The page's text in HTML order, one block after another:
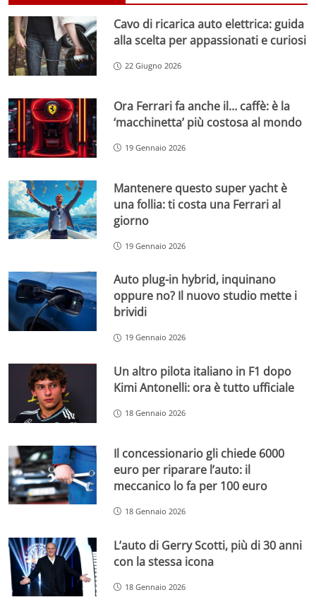
Cavo di ricarica auto elettrica: guida
alla scelta per appassionati e curiosi
22 Giugno 2026
Ora Ferrari fa anche il… caffè: è la
‘macchinetta’ più costosa al mondo
19 Gennaio 2026
Mantenere questo super yacht è
una follia: ti costa una Ferrari al
giorno
19 Gennaio 2026
Auto plug-in hybrid, inquinano
oppure no? Il nuovo studio mette i
brividi
19 Gennaio 2026
Un altro pilota italiano in F1 dopo
Kimi Antonelli: ora è tutto ufficiale
18 Gennaio 2026
Il concessionario gli chiede 6000
euro per riparare l’auto: il
meccanico lo fa per 100 euro
18 Gennaio 2026
L’auto di Gerry Scotti, più di 30 anni
con la stessa icona
18 Gennaio 2026